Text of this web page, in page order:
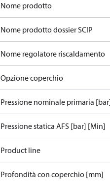
Nome prodotto
Nome prodotto dossier SCIP
Nome regolatore riscaldamento
Opzione coperchio
Pressione nominale primaria
Pressione statica AFS [bar] [Min]
Product line
Profondità con coperchio [mm]